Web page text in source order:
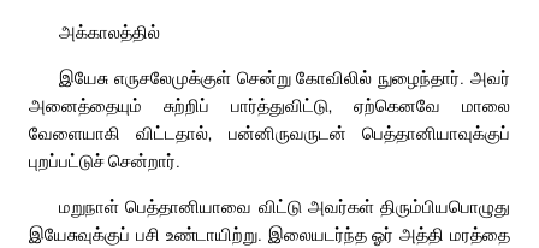
அக்காலத்தில்
இயேசு எருசலேமுக்குள் சென்று கோவிலில் நுழைந்தார். அவர்
அனைத்தையும் சுற்றிப் பார்த்துவிட்டு, ஏற்கெனவே மாலை
வேளையாகி விட்டதால், பன்னிருவருடன் பெத்தானியாவுக்குப்
புறப்பட்டுச் சென்றார்.
மறுநாள் பெத்தானியாவை விட்டு அவர்கள் திரும்பியபொழுது
இயேசுவுக்குப் பசி உண்டாயிற்று. இலையடர்ந்த ஓர் அத்தி மரத்தை